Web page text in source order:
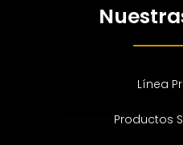
Línea
Productos